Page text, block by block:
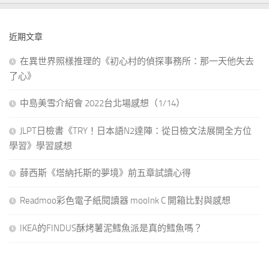
近期文章
在異世界照樣推理的《初心村的偵探事務所：那一天他失去
了心》
中島美雪介紹會 2022台北場感想（1/14）
JLPT日檢書《TRY！日本語N2達陣：從日檢文法展開全方位
學習》學習感想
薛西斯《塔納托斯的夢境》前五章試讀心得
Readmoo彩色電子紙閱讀器 mooInk C 開箱比對與感想
IKEA的FINDUS酥烤薯泥鱈魚派是真的鱈魚嗎？